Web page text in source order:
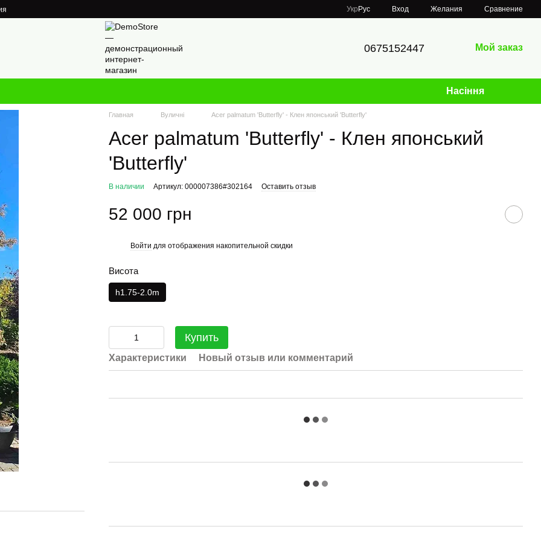
Укр Рус Вход Желания Сравнение
0675152447 Мой заказ
Насіння
Главная Вуличні Acer palmatum 'Butterfly' - Клен японський 'Butterfly'
Acer palmatum 'Butterfly' - Клен японський
'Butterfly'
В наличии Артикул: 000007386#302164 Оставить отзыв
52 000 грн
Войти для отображения накопительной скидки
Висота
h1.75-2.0m
Купить
Характеристики Новый отзыв или комментарий